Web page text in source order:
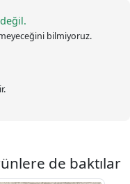
bilmiyoruz.
de baktılar